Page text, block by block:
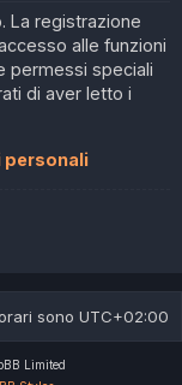
La registrazione
alle funzioni
permessi speciali
di aver letto i
personali
sono UTC+02:00
Limited